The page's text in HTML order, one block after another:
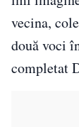
vecina,
două voci
completat